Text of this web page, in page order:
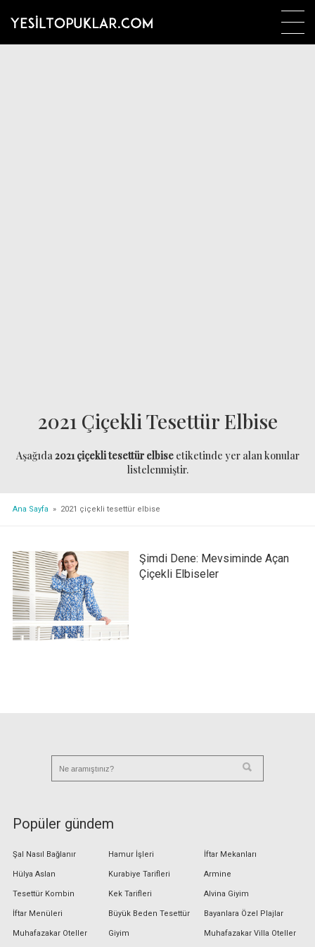
2021 Çiçekli Tesettür Elbise
Aşağıda2021 çiçekli tesettür elbiseetiketinde yer alan konular
listelenmiştir.
Ana Sayfa » 2021 çiçekli tesettür elbise
Şimdi Dene: Mevsiminde Açan
Çiçekli Elbiseler
Popüler gündem
Şal Nasıl Bağlanır
Hülya Aslan
Tesettür Kombin
İftar Menüleri
Muhafazakar Oteller
Hamur İşleri
Kurabiye Tarifleri
Kek Tarifleri
Büyük Beden Tesettür
Giyim
İftar Mekanları
Armine
Alvina Giyim
Bayanlara Özel Plajlar
Muhafazakar Villa Oteller